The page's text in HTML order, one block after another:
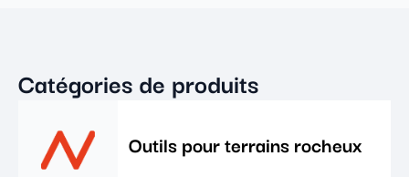
Catégories de produits
Outils pour terrains rocheux